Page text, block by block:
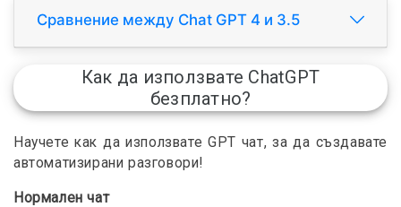
Сравнение между Chat GPT 4 и 3.5
Как да използвате ChatGPT
безплатно?
Научете как да използвате GPT чат, за да създавате
автоматизирани разговори!
Нормален чат